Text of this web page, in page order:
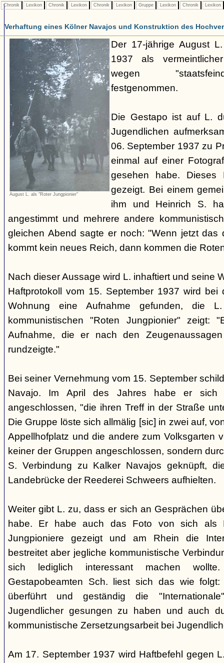
Chronik Lexikon Chronik Lexikon Chronik Lexikon Gruppe Lexikon Chronik Lexikon
Verhaftung eines Kölner Navajos und Konstruktion des
August L. als "Roter Jungpionier"
Der 17-jährige August
1937 als
wegen
festgenommen.
Die Gestapo ist auf L.
Jugendlichen
06. September 1937 zu
einmal auf einer
gesehen habe.
gezeigt. Bei einem
ihm und Heinrich S.
angestimmt und mehrere andere
gleichen Abend sagte er noch: "Wenn jetzt das
kommt kein neues Reich, dann kommen die
Nach dieser Aussage wird L. inhaftiert und seine
Haftprotokoll vom 15. September 1937 wird bei
Wohnung eine Aufnahme gefunden, die
kommunistischen "Roten Jungpionier" zeigt:
Aufnahme, die er nach den
rundzeigte."
Bei seiner Vernehmung vom 15. September
Navajo. Im April des Jahres habe er sich
angeschlossen, "die ihren Treff in der Straße
Die Gruppe löste sich allmälig [sic] in zwei auf,
Appellhofplatz und die andere zum Volksgarten
keiner der Gruppen angeschlossen, sondern
S. Verbindung zu Kalker Navajos geknüpft,
Landebrücke der Reederei Schweers aufhielten.
Weiter gibt L. zu, dass er sich an Gesprächen
habe. Er habe auch das Foto von sich als
Jungpioniere gezeigt und am Rhein die
bestreitet aber jegliche kommunistische
sich lediglich interessant machen
Gestapobeamten Sch. liest sich das wie
überführt und geständig die
Jugendlicher gesungen zu haben und auch
kommunistische Zersetzungsarbeit bei
Am 17. September 1937 wird Haftbefehl gegen